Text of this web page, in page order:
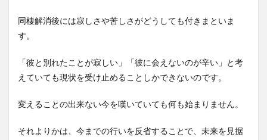
同棲解消後には寂しさや苦しさがどうしても付きまといま
す。
「彼と別れたことが寂しい」「彼に会えないのが辛い」と考
えていても現状を受け止めることしかできないのです。
変えることの出来ない今を嘆いていても何も始まりません。
それよりかは、今までの行いを反省することで、未来を見据